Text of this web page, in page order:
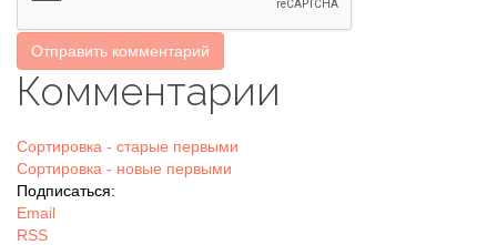
Отправить комментарий
Комментарии
Сортировка - старые первыми
Сортировка - новые первыми
Подписаться:
Email
RSS